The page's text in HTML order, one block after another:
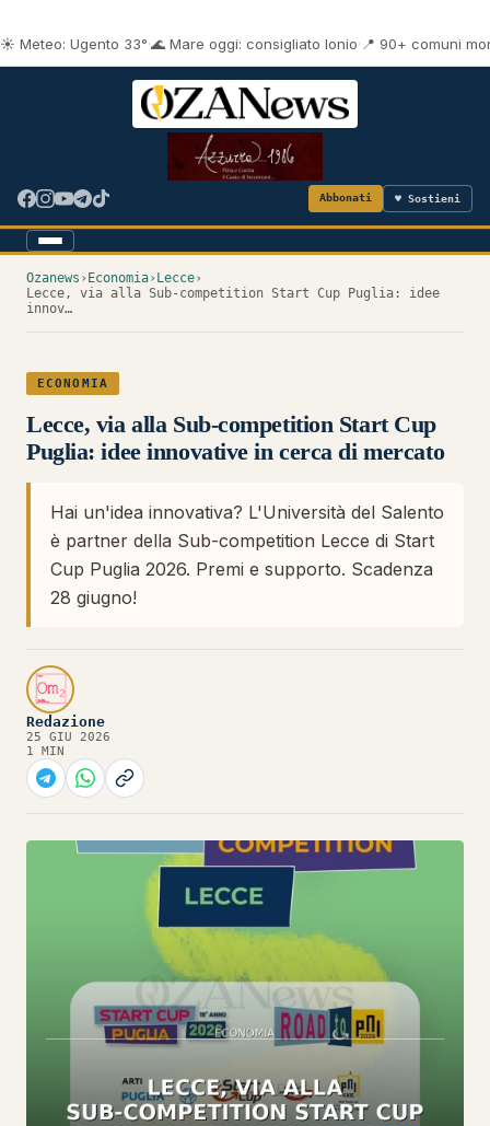
☀️ Meteo: Ugento 33°·🌊 Mare oggi: consigliato Ionio· 📍 90+ comuni
Abbonati ♥ Sostieni
Ozanews › Economia› Lecce›
Lecce, via alla Sub-competition Start Cup Puglia: idee
innov…
ECONOMIA
Lecce, via alla Sub-competition Start Cup
Puglia: idee innovative in cerca di mercato
Hai un'idea innovativa? L'Università del Salento
è partner della Sub-competition Lecce di Start
Cup Puglia 2026. Premi e supporto. Scadenza
28 giugno!
Redazione
25 GIU 2026
1 MIN